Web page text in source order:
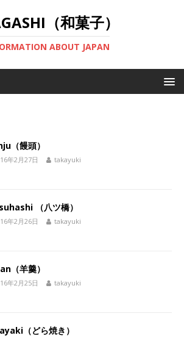
（和菓子）
ABOUT JAPAN
（饅頭）
年2月27日 takayuki
（八ツ橋）
年2月26日 takayuki
（羊羹）
年2月25日 takayuki
（どら焼き）